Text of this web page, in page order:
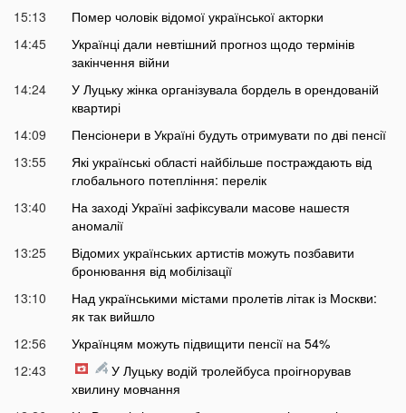
15:13
Помер чоловік відомої української акторки
14:45
Українці дали невтішний прогноз щодо термінів
закінчення війни
14:24
У Луцьку жінка організувала бордель в орендованій
квартирі
14:09
Пенсіонери в Україні будуть отримувати по дві пенсії
13:55
Які українські області найбільше постраждають від
глобального потепління: перелік
13:40
На заході Україні зафіксували масове нашестя
аномалії
13:25
Відомих українських артистів можуть позбавити
бронювання від мобілізації
13:10
Над українськими містами пролетів літак із Москви:
як так вийшло
12:56
Українцям можуть підвищити пенсії на 54%
12:43
У Луцьку водій тролейбуса проігнорував
хвилину мовчання